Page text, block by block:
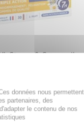
Stress & Sommeil -
Mélatonine, Mélisse,
données nous permettent
partenaires, des
le contenu de nos